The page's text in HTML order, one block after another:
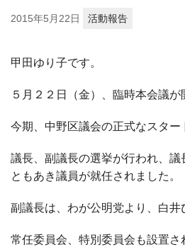
2015年5月22日 活動報告
甲田ゆり子です。
５月２２日（金）、臨時本会議が
今期、中野区議会の正式なスター
議長、副議長の選挙が行われ、
ともあき議員が就任されました。
副議長は、わが公明党より、白井
常任委員会、特別委員会も設置さ